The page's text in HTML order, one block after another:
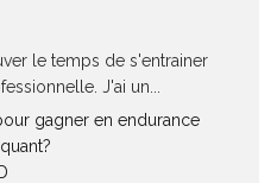
le temps de s'entrainer
J'ai un...
gagner en endurance